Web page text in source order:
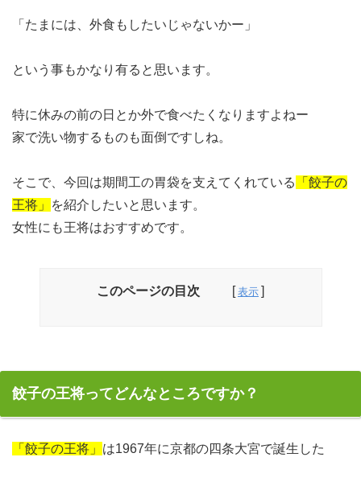
「たまには、外食もしたいじゃないかー」
という事もかなり有ると思います。
特に休みの前の日とか外で食べたくなりますよねー
家で洗い物するものも面倒ですしね。
そこで、今回は期間工の胃袋を支えてくれている
「餃子の
王将」
を紹介したいと思います。
女性にも王将はおすすめです。
このページの目次
餃子の王将ってどんなところですか？
「餃子の王将」 は1967年に京都の四条大宮で誕生した